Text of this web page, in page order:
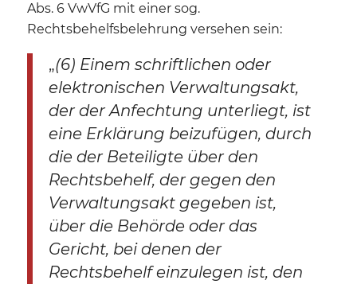
Abs. 6 VwVfG mit einer sog.
Rechtsbehelfsbelehrung versehen sein:
„(6) Einem schriftlichen oder
elektronischen Verwaltungsakt,
der der Anfechtung unterliegt, ist
eine Erklärung beizufügen, durch
die der Beteiligte über den
Rechtsbehelf, der gegen den
Verwaltungsakt gegeben ist,
über die Behörde oder das
Gericht, bei denen der
Rechtsbehelf einzulegen ist, den